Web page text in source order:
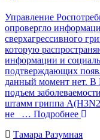
Управление
опровергло
сверхагрессивного
которую
информации и
подтверждающих
данный момент нет. В
подъем
штамм гриппа
не
… Подробнее
Тамара Разумная